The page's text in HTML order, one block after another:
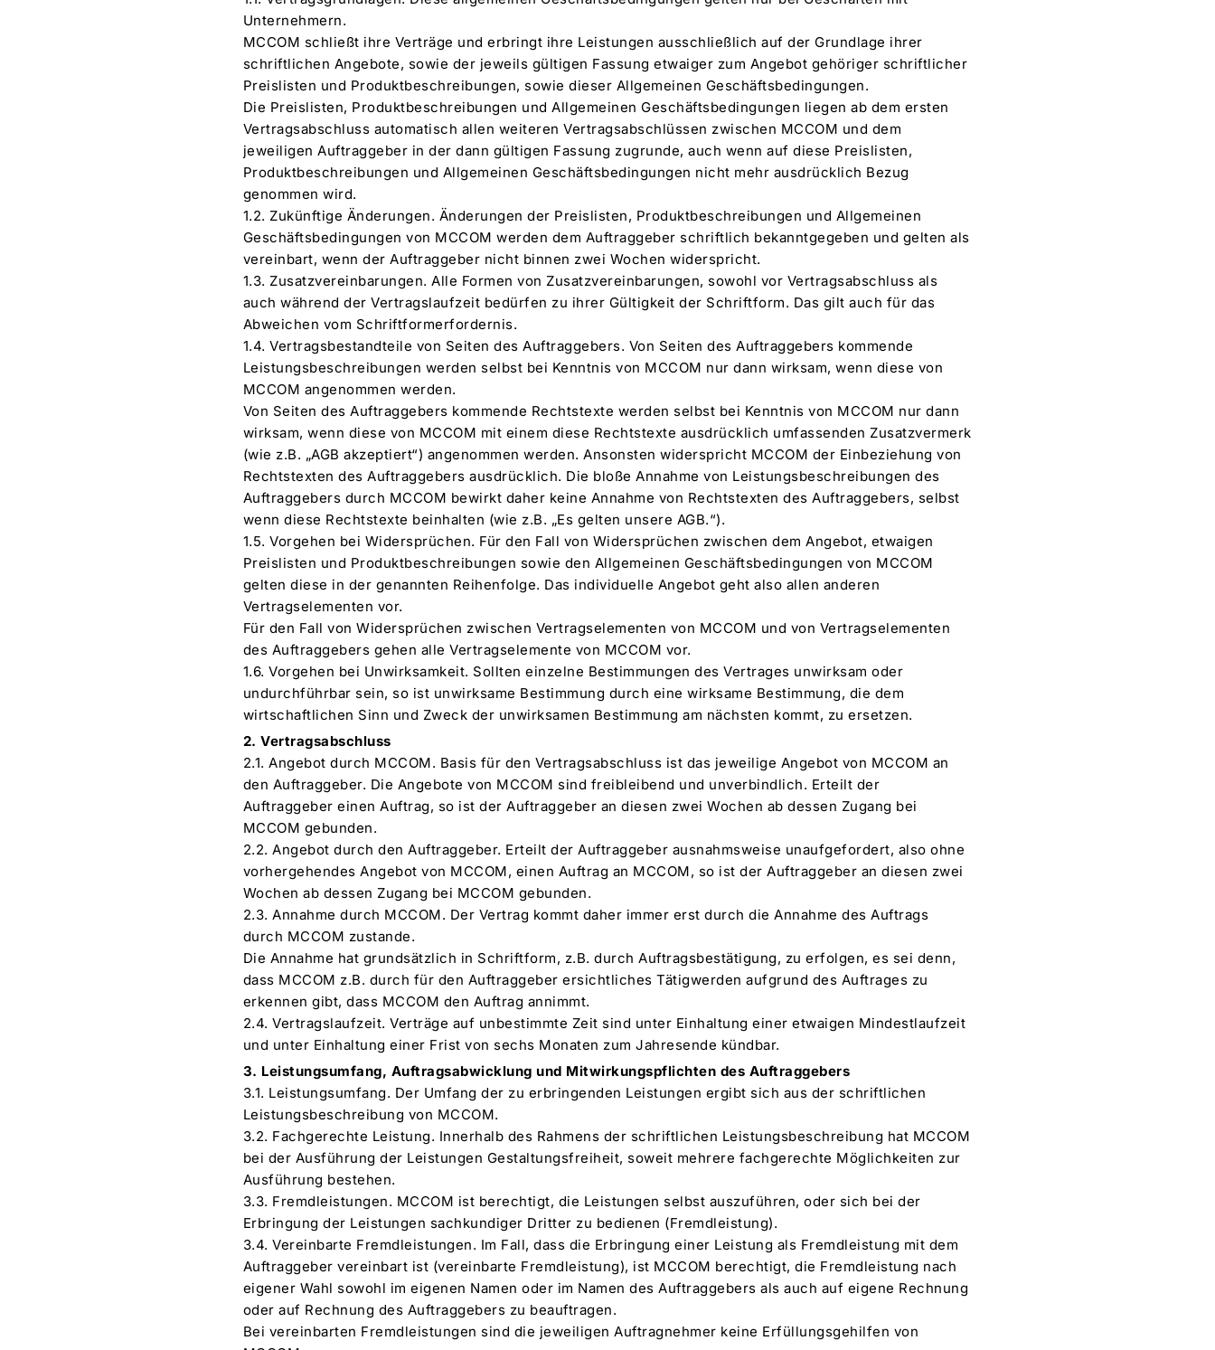
Unternehmern.
MCCOM schließt ihre Verträge und erbringt ihre Leistungen ausschließlich auf der Grundlage ihrer
schriftlichen Angebote, sowie der jeweils gültigen Fassung etwaiger zum Angebot gehöriger schriftlicher
Preislisten und Produktbeschreibungen, sowie dieser Allgemeinen Geschäftsbedingungen.
Die Preislisten, Produktbeschreibungen und Allgemeinen Geschäftsbedingungen liegen ab dem ersten
Vertragsabschluss automatisch allen weiteren Vertragsabschlüssen zwischen MCCOM und dem
jeweiligen Auftraggeber in der dann gültigen Fassung zugrunde, auch wenn auf diese Preislisten,
Produktbeschreibungen und Allgemeinen Geschäftsbedingungen nicht mehr ausdrücklich Bezug
genommen wird.
1.2. Zukünftige Änderungen. Änderungen der Preislisten, Produktbeschreibungen und Allgemeinen
Geschäftsbedingungen von MCCOM werden dem Auftraggeber schriftlich bekanntgegeben und gelten als
vereinbart, wenn der Auftraggeber nicht binnen zwei Wochen widerspricht.
1.3. Zusatzvereinbarungen. Alle Formen von Zusatzvereinbarungen, sowohl vor Vertragsabschluss als
auch während der Vertragslaufzeit bedürfen zu ihrer Gültigkeit der Schriftform. Das gilt auch für das
Abweichen vom Schriftformerfordernis.
1.4. Vertragsbestandteile von Seiten des Auftraggebers. Von Seiten des Auftraggebers kommende
Leistungsbeschreibungen werden selbst bei Kenntnis von MCCOM nur dann wirksam, wenn diese von
MCCOM angenommen werden.
Von Seiten des Auftraggebers kommende Rechtstexte werden selbst bei Kenntnis von MCCOM nur dann
wirksam, wenn diese von MCCOM mit einem diese Rechtstexte ausdrücklich umfassenden Zusatzvermerk
(wie z.B. „AGB akzeptiert“) angenommen werden. Ansonsten widerspricht MCCOM der Einbeziehung von
Rechtstexten des Auftraggebers ausdrücklich. Die bloße Annahme von Leistungsbeschreibungen des
Auftraggebers durch MCCOM bewirkt daher keine Annahme von Rechtstexten des Auftraggebers, selbst
wenn diese Rechtstexte beinhalten (wie z.B. „Es gelten unsere AGB.“).
1.5. Vorgehen bei Widersprüchen. Für den Fall von Widersprüchen zwischen dem Angebot, etwaigen
Preislisten und Produktbeschreibungen sowie den Allgemeinen Geschäftsbedingungen von MCCOM
gelten diese in der genannten Reihenfolge. Das individuelle Angebot geht also allen anderen
Vertragselementen vor.
Für den Fall von Widersprüchen zwischen Vertragselementen von MCCOM und von Vertragselementen
des Auftraggebers gehen alle Vertragselemente von MCCOM vor.
1.6. Vorgehen bei Unwirksamkeit. Sollten einzelne Bestimmungen des Vertrages unwirksam oder
undurchführbar sein, so ist unwirksame Bestimmung durch eine wirksame Bestimmung, die dem
wirtschaftlichen Sinn und Zweck der unwirksamen Bestimmung am nächsten kommt, zu ersetzen.
2. Vertragsabschluss
2.1. Angebot durch MCCOM. Basis für den Vertragsabschluss ist das jeweilige Angebot von MCCOM an
den Auftraggeber. Die Angebote von MCCOM sind freibleibend und unverbindlich. Erteilt der
Auftraggeber einen Auftrag, so ist der Auftraggeber an diesen zwei Wochen ab dessen Zugang bei
MCCOM gebunden.
2.2. Angebot durch den Auftraggeber. Erteilt der Auftraggeber ausnahmsweise unaufgefordert, also ohne
vorhergehendes Angebot von MCCOM, einen Auftrag an MCCOM, so ist der Auftraggeber an diesen zwei
Wochen ab dessen Zugang bei MCCOM gebunden.
2.3. Annahme durch MCCOM. Der Vertrag kommt daher immer erst durch die Annahme des Auftrags
durch MCCOM zustande.
Die Annahme hat grundsätzlich in Schriftform, z.B. durch Auftragsbestätigung, zu erfolgen, es sei denn,
dass MCCOM z.B. durch für den Auftraggeber ersichtliches Tätigwerden aufgrund des Auftrages zu
erkennen gibt, dass MCCOM den Auftrag annimmt.
2.4. Vertragslaufzeit. Verträge auf unbestimmte Zeit sind unter Einhaltung einer etwaigen Mindestlaufzeit
und unter Einhaltung einer Frist von sechs Monaten zum Jahresende kündbar.
3. Leistungsumfang, Auftragsabwicklung und Mitwirkungspflichten des Auftraggebers
3.1. Leistungsumfang. Der Umfang der zu erbringenden Leistungen ergibt sich aus der schriftlichen
Leistungsbeschreibung von MCCOM.
3.2. Fachgerechte Leistung. Innerhalb des Rahmens der schriftlichen Leistungsbeschreibung hat MCCOM
bei der Ausführung der Leistungen Gestaltungsfreiheit, soweit mehrere fachgerechte Möglichkeiten zur
Ausführung bestehen.
3.3. Fremdleistungen. MCCOM ist berechtigt, die Leistungen selbst auszuführen, oder sich bei der
Erbringung der Leistungen sachkundiger Dritter zu bedienen (Fremdleistung).
3.4. Vereinbarte Fremdleistungen. Im Fall, dass die Erbringung einer Leistung als Fremdleistung mit dem
Auftraggeber vereinbart ist (vereinbarte Fremdleistung), ist MCCOM berechtigt, die Fremdleistung nach
eigener Wahl sowohl im eigenen Namen oder im Namen des Auftraggebers als auch auf eigene Rechnung
oder auf Rechnung des Auftraggebers zu beauftragen.
Bei vereinbarten Fremdleistungen sind die jeweiligen Auftragnehmer keine Erfüllungsgehilfen von